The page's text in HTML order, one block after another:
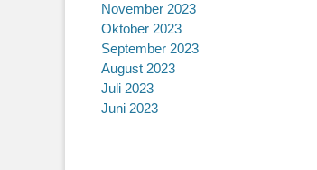
November 2023
Oktober 2023
September 2023
August 2023
Juli 2023
Juni 2023